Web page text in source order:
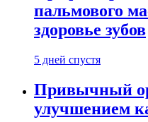
пальмового
здоровье зубов
5 дней спустя
Привычный
улучшением